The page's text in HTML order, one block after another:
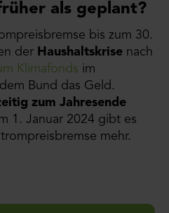
als geplant?
bis zum 30.
der Haushaltskrise nach
Klimafonds im
Bund das Geld.
zum Jahresende
1. Januar 2024 gibt es
mehr.